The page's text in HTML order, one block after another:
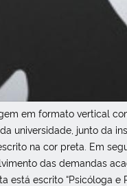
em formato vertical
universidade, junto da
na cor preta. Em
das demandas
está escrito “Psicóloga e